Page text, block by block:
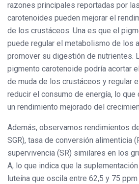
razones principales reportadas por
carotenoides pueden mejorar el
de los crustáceos. Una es que el
puede regular el metabolismo de los
promover su digestión de nutrientes.
pigmento carotenoide podría acortar
de muda de los crustáceos y regular
reducir el consumo de energía, lo que
un rendimiento mejorado del
Además, observamos rendimientos
SGR), tasa de conversión alimenticia
supervivencia (SR) similares en los
A, lo que indica que la
luteína que oscila entre 62,5 y 75